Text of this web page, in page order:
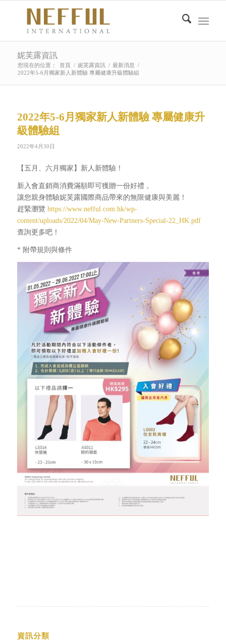
妮芙露資訊
您現在的位置： 首頁 / 妮芙露資訊 / 最新消息
/
2022年5-6月獨家新人新體驗 專屬健康升級體驗組
2022年5-6月獨家新人新體驗 專屬健康升
級體驗組
2022年4月30日
【五月、六月獨家】新人新體驗！
新入會直銷商消費滿額即可獲贈一份好禮，
讓您親身體驗妮芙露國際商品帶來的無限健康與美麗！
趕緊瀏覽 https://www.nefful.com.hk/wp-
content/uploads/2022/04/May-New-Partners-Special-22_HK.pdf
查詢更多吧！
* 附帶規則與條件
資訊分類